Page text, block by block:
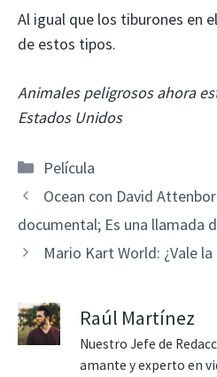
Al igual que los tiburones en
de estos tipos.
Animales peligrosos ahora
Estados Unidos
Categorías
Película
Ocean con David
documental; Es una llamada
Mario Kart World: ¿Vale
Raúl Martínez
Nuestro Jefe de
amante y experto en